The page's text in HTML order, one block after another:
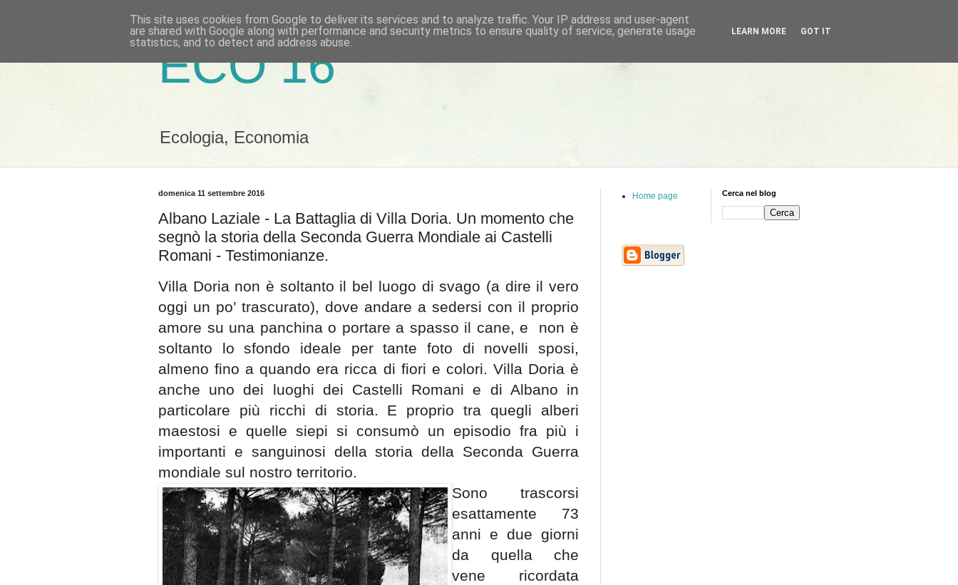
ECO 16
Ecologia, Economia
domenica 11 settembre 2016
Albano Laziale - La Battaglia di Villa Doria. Un momento che
segnò la storia della Seconda Guerra Mondiale ai Castelli
Romani - Testimonianze.
Villa Doria non è soltanto il bel luogo di svago (a dire il vero
oggi un po’ trascurato), dove andare a sedersi con il proprio
amore su una panchina o portare a spasso il cane, e
non è
soltanto lo sfondo ideale per tante foto di novelli sposi,
almeno fino a quando era ricca di fiori e colori. Villa Doria è
anche uno dei luoghi dei Castelli Romani e di Albano in
particolare più ricchi di storia. E proprio tra quegli alberi
maestosi e quelle siepi si consumò un episodio fra più i
importanti e sanguinosi della storia della Seconda Guerra
mondiale sul nostro territorio.
Sono trascorsi
esattamente 73
anni e due giorni
da quella che
vene ricordata
Home page Cerca nel blog
This site uses cookies from Google to deliver its services and to analyze traffic. Your IP address and user-agent
are shared with Google along with performance and security metrics to ensure quality of service, generate usage
statistics, and to detect and address abuse.
LEARN MORE GOT IT